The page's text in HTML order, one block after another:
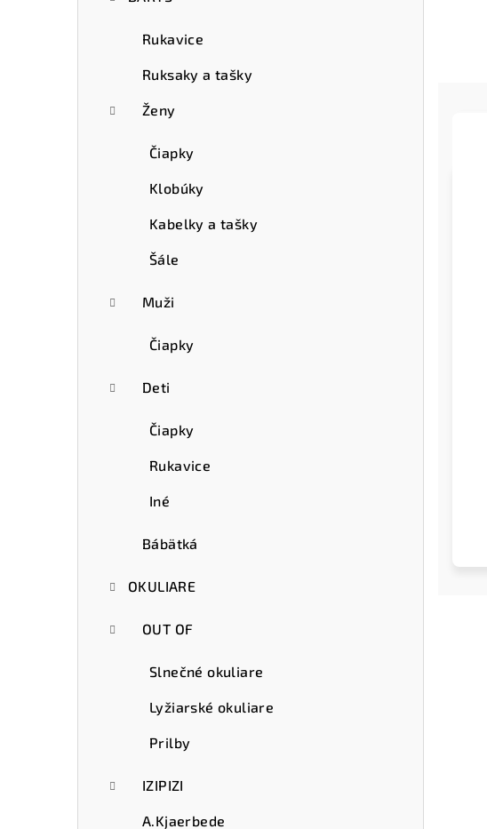
Rukavice
Ruksaky a tašky
Ženy
Čiapky
Klobúky
Kabelky a tašky
Šále
Muži
Čiapky
Deti
Čiapky
Rukavice
Iné
Bábätká
OKULIARE
OUT OF
Slnečné okuliare
Lyžiarské okuliare
Prilby
IZIPIZI
A.Kjaerbede